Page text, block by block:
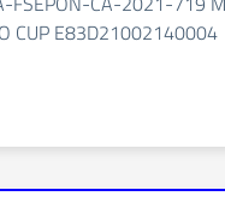
CUP E83D21002140004